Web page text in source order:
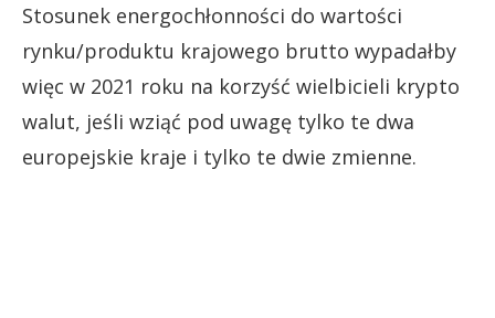
Stosunek energochłonności do wartości
rynku/produktu krajowego brutto wypadałby
więc w 2021 roku na korzyść wielbicieli krypto
walut, jeśli wziąć pod uwagę tylko te dwa
europejskie kraje i tylko te dwie zmienne.